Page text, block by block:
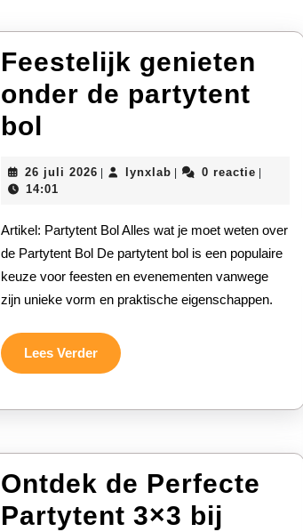
Feestelijk genieten
onder de partytent
bol
onder
de
partytent
bol
26 juli 202626
lynxlablynxlab0 reactie
14:01
Artikel: Partytent Bol Alles wat je moet weten over
de Partytent Bol De partytent bol is een populaire
keuze voor feesten en evenementen vanwege
zijn unieke vorm en praktische eigenschappen.
Lees VerderLees
Verder
Ontdek de Perfecte
Partytent 3×3 bij